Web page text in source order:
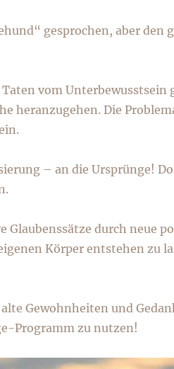
gesprochen, aber den
vom Unterbewusstsein
heranzugehen. Die
– an die Ursprünge!
Glaubenssätze durch neue
Körper entstehen zu
Gewohnheiten und
Programm zu nutzen!